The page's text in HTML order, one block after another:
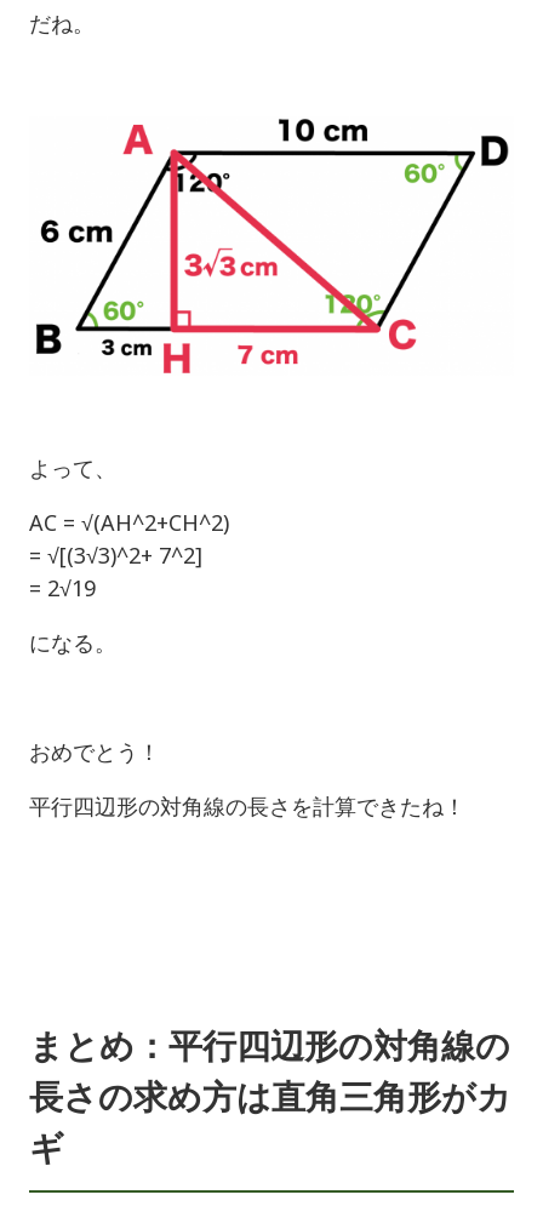
だね。
よって、
AC = √(AH^2+CH^2)
= √[(3√3)^2+ 7^2]
= 2√19
になる。
おめでとう！
平行四辺形の対角線の長さを計算できたね！
まとめ：平行四辺形の対角線の
長さの求め方は直角三角形がカ
ギ